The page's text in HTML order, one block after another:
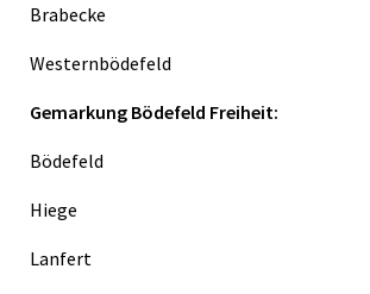
Brabecke
Westernbödefeld
Gemarkung Bödefeld Freiheit:
Bödefeld
Hiege
Lanfert